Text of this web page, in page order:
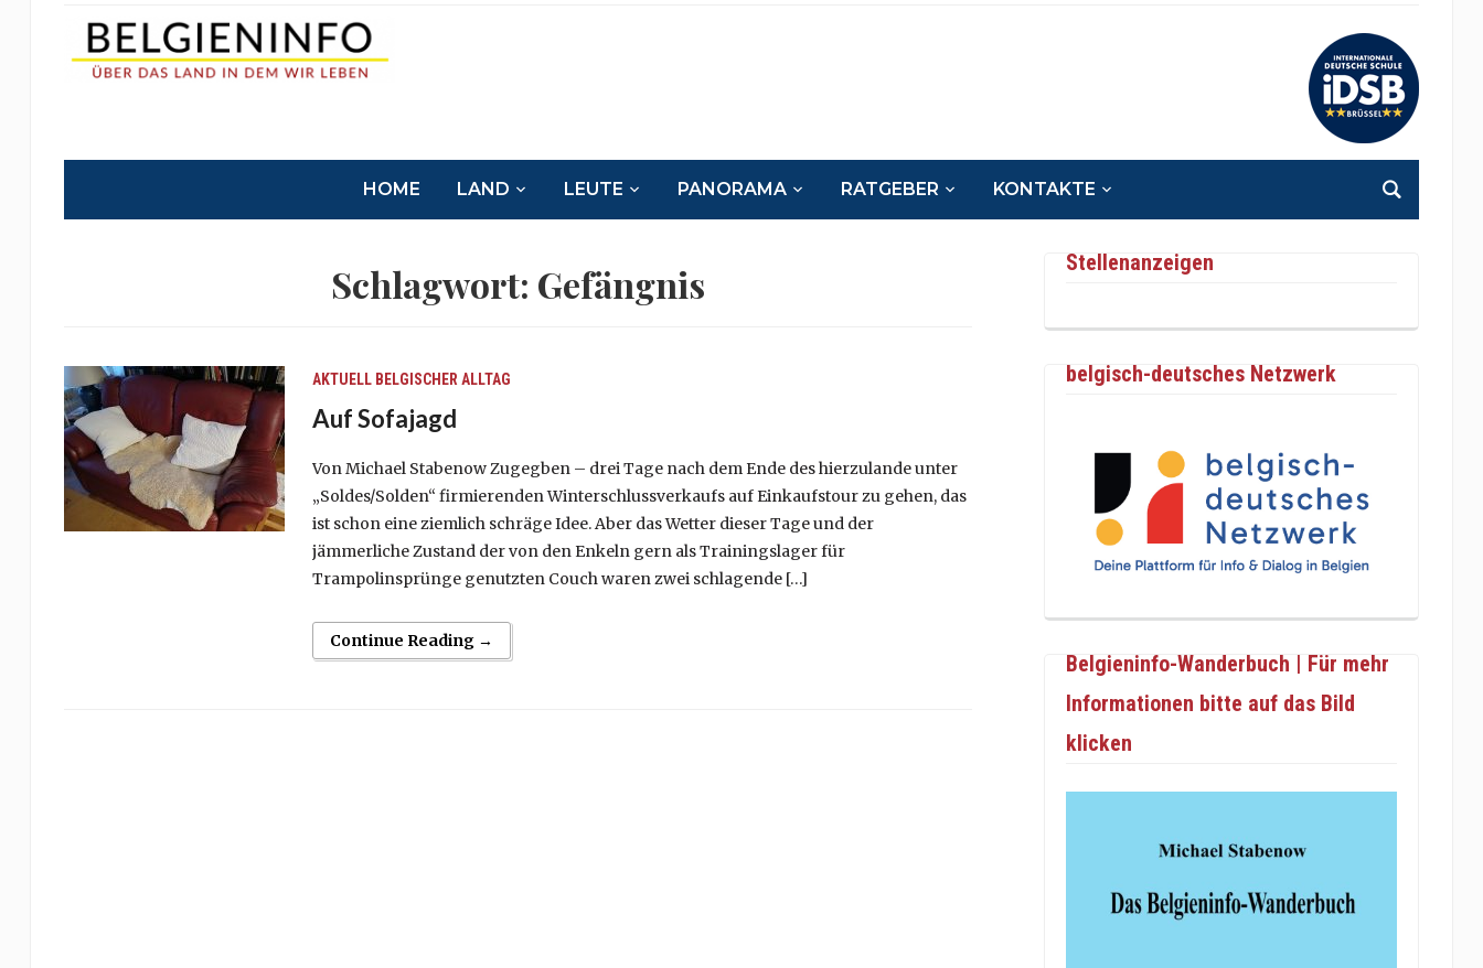
HOME LAND LEUTE PANORAMA RATGEBER KONTAKTE
Schlagwort: Gefängnis
AKTUELL BELGISCHER ALLTAG
Auf Sofajagd
Von Michael Stabenow Zugegben – drei Tage nach dem Ende des hierzulande unter
„Soldes/Solden“ firmierenden Winterschlussverkaufs auf Einkaufstour zu gehen, das
ist schon eine ziemlich schräge Idee. Aber das Wetter dieser Tage und der
jämmerliche Zustand der von den Enkeln gern als Trainingslager für
Trampolinsprünge genutzten Couch waren zwei schlagende […]
Continue Reading →
Stellenanzeigen
belgisch-deutsches Netzwerk
Belgieninfo-Wanderbuch | Für mehr
Informationen bitte auf das Bild
klicken